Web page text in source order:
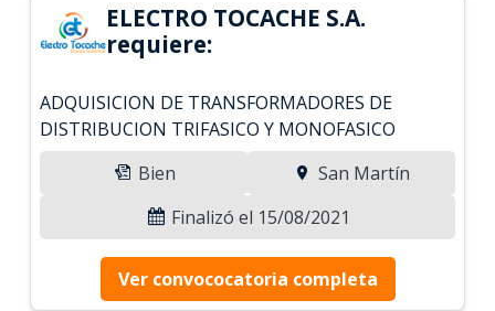
ELECTRO TOCACHE S.A.
requiere:
ADQUISICION DE TRANSFORMADORES DE
DISTRIBUCION TRIFASICO Y MONOFASICO
Bien
San Martín
Finalizó el 15/08/2021
Ver convococatoria completa